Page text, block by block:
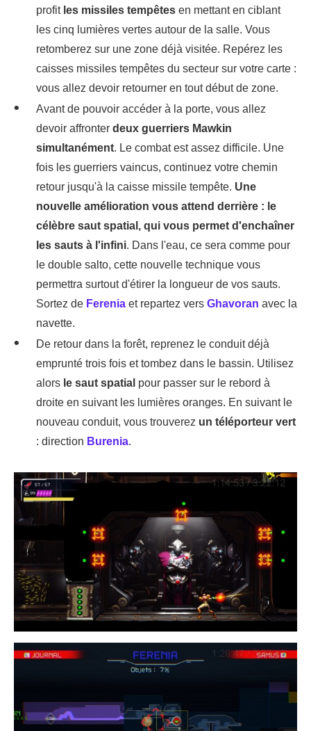
profit les missiles tempêtes en mettant en ciblant
les cinq lumières vertes autour de la salle. Vous
retomberez sur une zone déjà visitée. Repérez les
caisses missiles tempêtes du secteur sur votre carte :
vous allez devoir retourner en tout début de zone.
Avant de pouvoir accéder à la porte, vous allez
devoir affronter deux guerriers Mawkin
simultanément. Le combat est assez difficile. Une
fois les guerriers vaincus, continuez votre chemin
retour jusqu'à la caisse missile tempête. Une
nouvelle amélioration vous attend derrière : le
célèbre saut spatial, qui vous permet d'enchaîner
les sauts à l'infini. Dans l'eau, ce sera comme pour
le double salto, cette nouvelle technique vous
permettra surtout d'étirer la longueur de vos sauts.
Sortez de Ferenia et repartez vers Ghavoran avec la
navette.
De retour dans la forêt, reprenez le conduit déjà
emprunté trois fois et tombez dans le bassin. Utilisez
alors le saut spatial pour passer sur le rebord à
droite en suivant les lumières oranges. En suivant le
nouveau conduit, vous trouverez un téléporteur vert
: direction Burenia.